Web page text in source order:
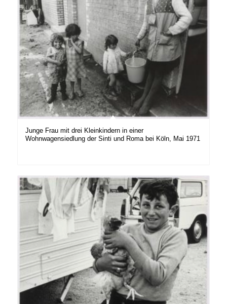
Junge Frau mit drei Kleinkindern in einer
Wohnwagensiedlung der Sinti und Roma bei Köln, Mai 1971